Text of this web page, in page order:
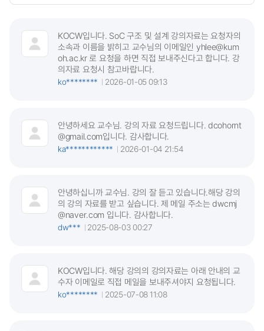
KOCW입니다. SoC 구조 및 설계 강의자료는 요청자의
소속과 이름을 밝히고 교수님의 이메일인 yhlee@kum
oh.ac.kr 로 요청을 하면 직접 보내주신다고 합니다. 강
의자료 요청시 참고바랍니다.
ko********
2026-01-05 09:13
안녕하세요 교수님. 강의 자료 요청드립니다. dcohornt
@gmail.com입니다. 감사합니다.
ka************
2026-01-04 21:54
안녕하십니까 교수님. 강의 잘 듣고 있습니다.해당 강의
의 강의 자료를 받고 싶습니다. 제 메일 주소는 dwcmj
@naver.com 입니다. 감사합니다.
dw***
2025-08-03 00:27
KOCW입니다. 해당 강의의 강의자료는 아래 안내의 교
수자 이메일로 직접 메일을 보내주셔야지 요청됩니다.
ko********
2025-07-08 11:08